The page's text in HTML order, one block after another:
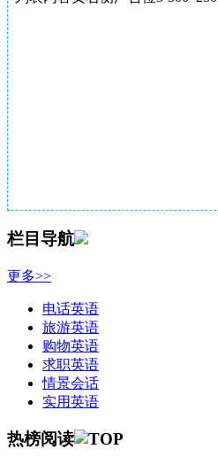
栏目导航
更多>>
电话英语
旅游英语
购物英语
求职英语
情景会话
实用英语
热榜阅读